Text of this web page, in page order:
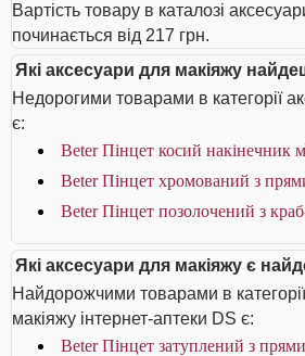
Вартість товару в каталозі
починається від 217 грн.
Які аксесуари для макіяжу
Недорогими товарами в категорії
є:
Beter Пінцет косий накінечник
Beter Пінцет хромований з
Beter Пінцет позолочений з
Які аксесуари для макіяжу є
Найдорожчими товарами в
макіяжу інтернет-аптеки DS є:
Beter Пінцет затуплений з